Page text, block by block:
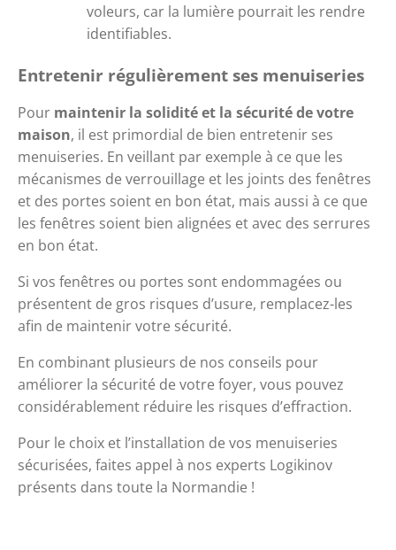
voleurs, car la lumière pourrait les rendre
identifiables.
Entretenir régulièrement ses menuiseries
Pour maintenir la solidité et la sécurité de votre
maison, il est primordial de bien entretenir ses
menuiseries. En veillant par exemple à ce que les
mécanismes de verrouillage et les joints des fenêtres
et des portes soient en bon état, mais aussi à ce que
les fenêtres soient bien alignées et avec des serrures
en bon état.
Si vos fenêtres ou portes sont endommagées ou
présentent de gros risques d’usure, remplacez-les
afin de maintenir votre sécurité.
En combinant plusieurs de nos conseils pour
améliorer la sécurité de votre foyer, vous pouvez
considérablement réduire les risques d’effraction.
Pour le choix et l’installation de vos menuiseries
sécurisées, faites appel à nos experts Logikinov
présents dans toute la Normandie !